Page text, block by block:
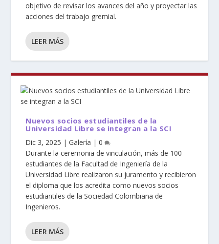
objetivo de revisar los avances del año y proyectar las
acciones del trabajo gremial.
LEER MÁS
Nuevos socios estudiantiles de la
Universidad Libre se integran a la SCI
Dic 3, 2025 |Galería |0
Durante la ceremonia de vinculación, más de 100
estudiantes de la Facultad de Ingeniería de la
Universidad Libre realizaron su juramento y recibieron
el diploma que los acredita como nuevos socios
estudiantiles de la Sociedad Colombiana de
Ingenieros.
LEER MÁS